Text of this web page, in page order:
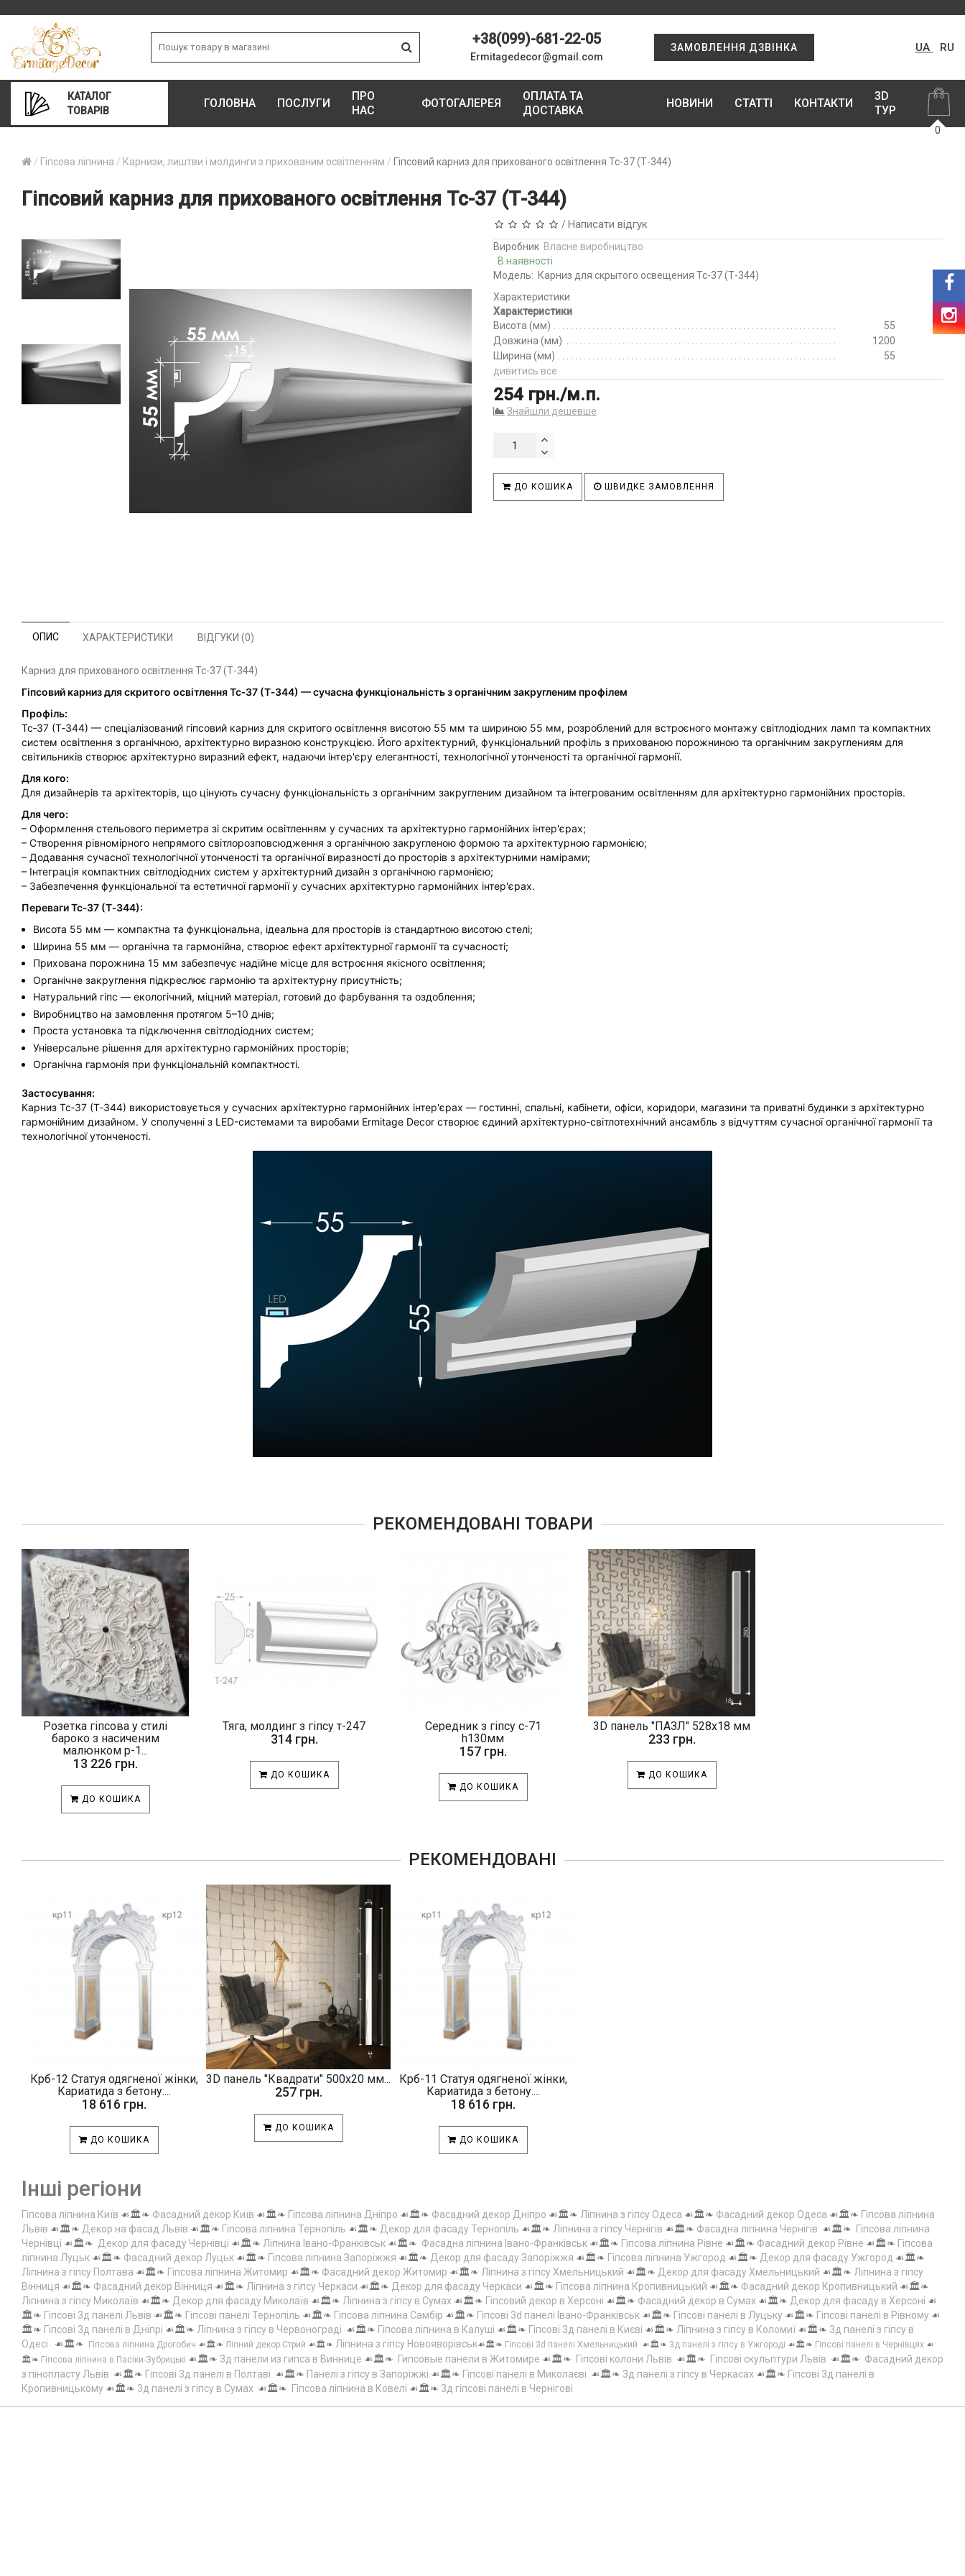
+38(099)-681-22-05
Ermitagedecor@gmail.com
ЗАМОВЛЕННЯ ДЗВІНКА UA RU
КАТАЛОГ
ТОВАРІВ
ГОЛОВНА ПОСЛУГИ
ПРО
НАС
ФОТОГАЛЕРЕЯ
ОПЛАТА ТА
ДОСТАВКА
НОВИНИ СТАТТІ КОНТАКТИ
3D
ТУР
0
Гіпсова ліпнина Карнизи, лиштви і молдинги з прихованим освітленням Гіпсовий карниз для прихованого освітлення Тс-37 (Т-344)
Гіпсовий карниз для прихованого освітлення Тс-37 (Т-344)
/Написати відгук
Виробник Власне виробництво
В наявності
Модель: Карниз для скрытого освещения Тс-37 (Т-344)
Характеристики
Характеристики
Висота (мм)
55
Довжина (мм)
1200
Ширина (мм)
55
дивитись все
254 грн./м.п.
Знайшли дешевше
ДО КОШИКА ШВИДКЕ ЗАМОВЛЕННЯ
ОПИС ХАРАКТЕРИСТИКИ ВІДГУКИ (0)
Карниз для прихованого освітлення Тс-37 (Т-344)
Гіпсовий карниз для скритого освітлення Тс‑37 (Т‑344) — сучасна функціональність з органічним закругленим профілем
Профіль:
Тс‑37 (Т‑344) — спеціалізований гіпсовий карниз для скритого освітлення висотою 55 мм та шириною 55 мм, розроблений для встроєного монтажу світлодіодних ламп та компактних
систем освітлення з органічною, архітектурно виразною конструкцією. Його архітектурний, функціональний профіль з прихованою порожниною та органічним закруглениям для
світильників створює архітектурно виразний ефект, надаючи інтер'єру елегантності, технологічної утонченості та органічної гармонії.
Для кого:
Для дизайнерів та архітекторів, що цінують сучасну функціональність з органічним закругленим дизайном та інтегрованим освітленням для архітектурно гармонійних просторів.
Для чего:
– Оформлення стельового периметра зі скритим освітленням у сучасних та архітектурно гармонійних інтер'єрах;
– Створення рівномірного непрямого світлорозповсюдження з органічною закругленою формою та архітектурною гармонією;
– Додавання сучасної технологічної утонченості та органічної виразності до просторів з архітектурними намірами;
– Інтеграція компактних світлодіодних систем у архітектурний дизайн з органічною гармонією;
– Забезпечення функціональної та естетичної гармонії у сучасних архітектурно гармонійних інтер'єрах.
Переваги Тс‑37 (Т‑344):
Висота 55 мм — компактна та функціональна, ідеальна для просторів із стандартною висотою стелі;
Ширина 55 мм — органічна та гармонійна, створює ефект архітектурної гармонії та сучасності;
Прихована порожнина 15 мм забезпечує надійне місце для встроєння якісного освітлення;
Органічне закруглення підкреслює гармонію та архітектурну присутність;
Натуральний гіпс — екологічний, міцний матеріал, готовий до фарбування та оздоблення;
Виробництво на замовлення протягом 5–10 днів;
Проста установка та підключення світлодіодних систем;
Універсальне рішення для архітектурно гармонійних просторів;
Органічна гармонія при функціональній компактності.
Застосування:
Карниз Тс‑37 (Т‑344) використовується у сучасних архітектурно гармонійних інтер'єрах — гостинні, спальні, кабінети, офіси, коридори, магазини та приватні будинки з архітектурно
гармонійним дизайном. У сполученні з LED-системами та виробами Ermitage Decor створює єдиний архітектурно-світлотехнічний ансамбль з відчуттям сучасної органічної гармонії та
технологічної утонченості.
РЕКОМЕНДОВАНІ ТОВАРИ
Розетка гіпсова у стилі
бароко з насиченим
малюнком р-1...
13 226 грн.
ДО КОШИКА
Тяга, молдинг з гіпсу т-247
314 грн.
ДО КОШИКА
Середник з гіпсу с-71
h130мм
157 грн.
ДО КОШИКА
3D панель "ПАЗЛ" 528х18 мм
233 грн.
ДО КОШИКА
РЕКОМЕНДОВАНІ
Крб-12 Статуя одягненої жінки,
Кариатида з бетону....
18 616 грн.
ДО КОШИКА
3D панель "Квадрати" 500х20 мм...
257 грн.
ДО КОШИКА
Крб-11 Статуя одягненої жінки,
Кариатида з бетону....
18 616 грн.
ДО КОШИКА
Інші регіони
Гіпсова ліпнина Київ ☙🏛️❧ Фасадний декор Київ ☙🏛️❧ Гіпсова ліпнина Дніпро ☙🏛️❧ Фасадний декор Дніпро ☙🏛️❧ Ліпнина з гіпсу Одеса ☙🏛️❧ Фасадний декор Одеса ☙🏛️❧ Гіпсова ліпнина
Львів ☙🏛️❧ Декор на фасад Львів ☙🏛️❧ Гіпсова ліпнина Тернопіль ☙🏛️❧ Декор для фасаду Тернопіль ☙🏛️❧ Ліпнина з гіпсу Чернігів ☙🏛️❧ Фасадна ліпнина Чернігів ☙🏛️❧ Гіпсова ліпнина
Чернівці ☙🏛️❧ Декор для фасаду Чернівці ☙🏛️❧ Ліпнина Івано-Франківськ ☙🏛️❧ Фасадна ліпнина Івано-Франківськ ☙🏛️❧ Гіпсова ліпнина Рівне ☙🏛️❧ Фасадний декор Рівне ☙🏛️❧ Гіпсова
ліпнина Луцьк ☙🏛️❧ Фасадний декор Луцьк ☙🏛️❧ Гіпсова ліпнина Запоріжжя ☙🏛️❧ Декор для фасаду Запоріжжя ☙🏛️❧ Гіпсова ліпнина Ужгород ☙🏛️❧ Декор для фасаду Ужгород ☙🏛️❧
Ліпнина з гіпсу Полтава ☙🏛️❧ Гіпсова ліпнина Житомир ☙🏛️❧ Фасадний декор Житомир ☙🏛️❧ Ліпнина з гіпсу Хмельницький ☙🏛️❧ Декор для фасаду Хмельницький ☙🏛️❧ Ліпнина з гіпсу
Вінниця ☙🏛️❧ Фасадний декор Вінниця ☙🏛️❧ Ліпнина з гіпсу Черкаси ☙🏛️❧ Декор для фасаду Черкаси ☙🏛️❧ Гіпсова ліпнина Кропивницький ☙🏛️❧ Фасадний декор Кропивницький ☙🏛️❧
Ліпнина з гіпсу Миколаїв ☙🏛️❧ Декор для фасаду Миколаїв ☙🏛️❧ Ліпнина з гіпсу в Сумах ☙🏛️❧ Гіпсовий декор в Херсоні ☙🏛️❧ Фасадний декор в Сумах ☙🏛️❧ Декор для фасаду в Херсоні ☙
🏛️❧ Гіпсові 3д панелі Львів ☙🏛️❧ Гіпсові панелі Тернопіль ☙🏛️❧ Гіпсова ліпнина Самбір ☙🏛️❧ Гіпсові 3d панелі Івано-Франківськ ☙🏛️❧ Гіпсові панелі в Луцьку ☙🏛️❧ Гіпсові панелі в Рівному ☙
🏛️❧ Гіпсові 3д панелі в Дніпрі ☙🏛️❧ Ліпнина з гіпсу в Червонограді ☙🏛️❧ Гіпсова ліпнина в Калуші ☙🏛️❧ Гіпсові 3д панелі в Києві ☙🏛️❧ Ліпнина з гіпсу в Коломиї ☙🏛️❧ 3д панелі з гіпсу в
Одесі ☙🏛️❧ Гіпсова ліпнина Дрогобич ☙🏛️❧ Ліпний декор Стрий ☙🏛️❧ Ліпнина з гіпсу Новояворівськ☙🏛️❧ Гіпсові 3d панелі Хмельницький ☙🏛️❧ 3д панелі з гіпсу в Ужгороді ☙🏛️❧ Гіпсові панелі в Чернівцях ☙
🏛️❧ Гіпсова ліпнина в Пасіки-Зубрицькі ☙🏛️❧ 3д панели из гипса в Виннице ☙🏛️❧ Гипсовые панели в Житомире ☙🏛️❧ Гіпсові колони Львів ☙🏛️❧ Гіпсові скульптури Львів ☙🏛️❧ Фасадний декор
з пінопласту Львів ☙🏛️❧ Гіпсові 3д панелі в Полтаві ☙🏛️❧ Панелі з гіпсу в Запоріжжі ☙🏛️❧ Гіпсові панелі в Миколаєві ☙🏛️❧ 3д панелі з гіпсу в Черкасах ☙🏛️❧ Гіпсові 3д панелі в
Кропивницькому ☙🏛️❧ 3д панелі з гіпсу в Сумах ☙🏛️❧ Гіпсова ліпнина в Ковелі ☙🏛️❧ 3д гіпсові панелі в Чернігові